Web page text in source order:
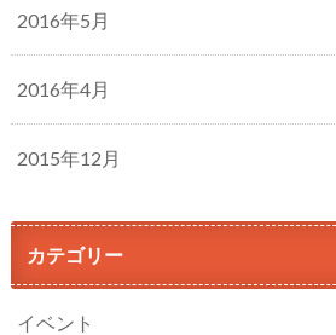
2016年5月
2016年4月
2015年12月
カテゴリー
イベント